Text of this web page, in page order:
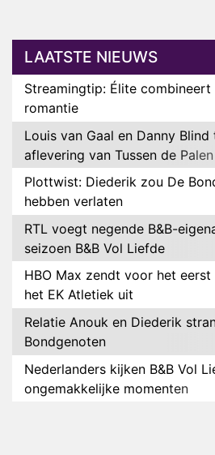
LAATSTE NIEUWS
Streamingtip: Élite
romantie
Louis van Gaal en Danny
aflevering van Tussen de Palen
Plottwist: Diederik zou De
hebben verlaten
RTL voegt negende B&B-
seizoen B&B Vol Liefde
HBO Max zendt voor het
het EK Atletiek uit
Relatie Anouk en Diederik
Bondgenoten
Nederlanders kijken B&B Vol
ongemakkelijke momenten